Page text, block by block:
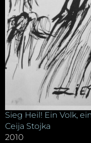
Sieg Heil! Ein Volk,
Ceija Stojka
2010